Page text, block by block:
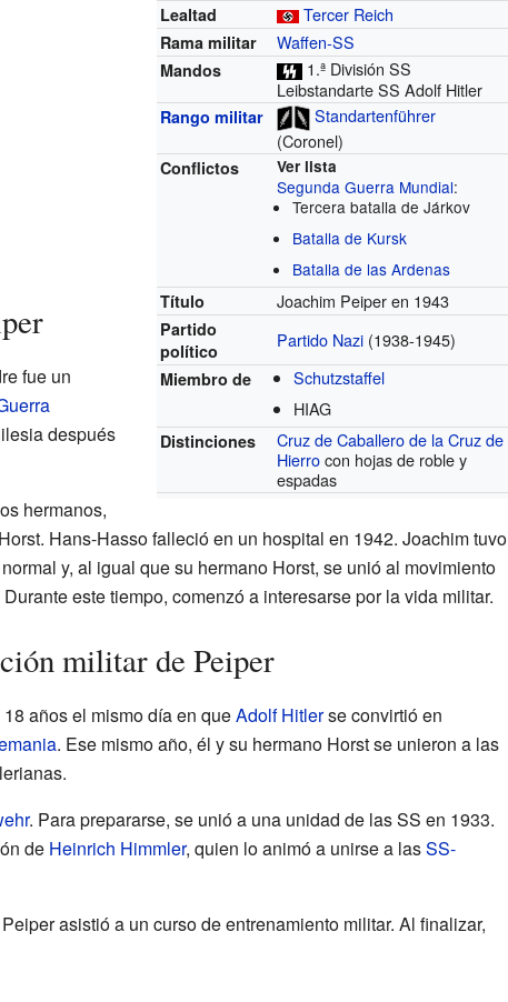
Lealtad Tercer Reich
Rama militar Waffen-SS
Mandos
1.ª División SS
Leibstandarte SS Adolf Hitler
Rango militar
Standartenführer
(Coronel)
Conflictos Ver lista
Segunda Guerra Mundial:
Tercera batalla de Járkov
Batalla de Kursk
Batalla de las Ardenas
Título
Joachim Peiper en 1943
Partido
político
Partido Nazi (1938-1945)
Miembro de
Schutzstaffel
HIAG
Distinciones
Cruz de Caballero de la Cruz de
Hierrocon hojas de roble y
espadas
fue un
después
hermanos,
Hans-Hasso falleció en un hospital en 1942. Joachim tuvo
y, al igual que su hermano Horst, se unió al movimiento
este tiempo, comenzó a interesarse por la vida militar.
militar de Peiper
años el mismo día en queAdolf Hitlerse convirtió en
. Ese mismo año, él y su hermano Horst se unieron a las
. Para prepararse, se unió a una unidad de las SS en 1933.
de Heinrich Himmler, quien lo animó a unirse a lasSS-
asistió a un curso de entrenamiento militar. Al finalizar,